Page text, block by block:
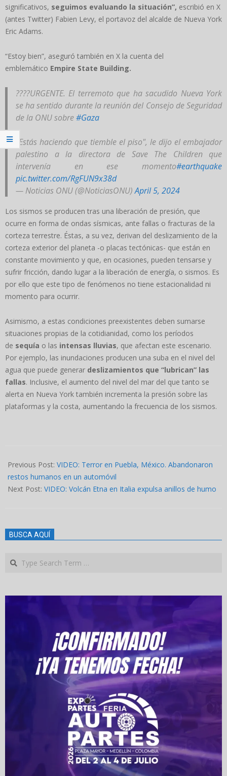
significativos, seguimos evaluando la situación”, escribió en X
(antes Twitter) Fabien Levy, el portavoz del alcalde de Nueva York
Eric Adams.
“Estoy bien”, aseguró también en X la cuenta del
emblemático Empire State Building.
????URGENTE. El terremoto que ha sacudido Nueva York
se ha sentido durante la reunión del Consejo de Seguridad
de la ONU sobre#Gaza
"Estás haciendo que tiemble el piso", le dijo el embajador
palestino a la directora de Save The Children que
intervenía en ese momento#earthquake
pic.twitter.com/RgFUN9x38d
— Noticias ONU (@NoticiasONU)April 5, 2024
Los sismos se producen tras una liberación de presión, que
ocurre en forma de ondas sísmicas, ante fallas o fracturas de la
corteza terrestre. Éstas, a su vez, derivan del deslizamiento de la
corteza exterior del planeta -o placas tectónicas- que están en
constante movimiento y que, en ocasiones, pueden tensarse y
sufrir fricción, dando lugar a la liberación de energía, o sismos. Es
por ello que este tipo de fenómenos no tiene estacionalidad ni
momento para ocurrir.
Asimismo, a estas condiciones preexistentes deben sumarse
situaciones propias de la cotidianidad, como los períodos
de sequía o las intensas lluvias, que afectan este escenario.
Por ejemplo, las inundaciones producen una suba en el nivel del
agua que puede generar deslizamientos que “lubrican” las
fallas. Inclusive, el aumento del nivel del mar del que tanto se
alerta en Nueva York también incrementa la presión sobre las
plataformas y la costa, aumentando la frecuencia de los sismos.
04-
05
Previous Post: VIDEO: Terror en Puebla, México. Abandonaron
restos humanos en un automóvil
Next Post: VIDEO: Volcán Etna en Italia expulsa anillos de humo
BUSCA AQUÍ
Search